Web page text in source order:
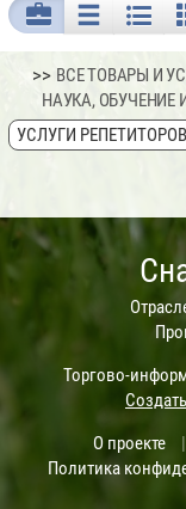
>>ВСЕ ТОВАРЫ И
НАУКА, ОБУЧЕНИЕ
УСЛУГИ РЕПЕТИТОРОВ
Торгово-
О проекте
Политика